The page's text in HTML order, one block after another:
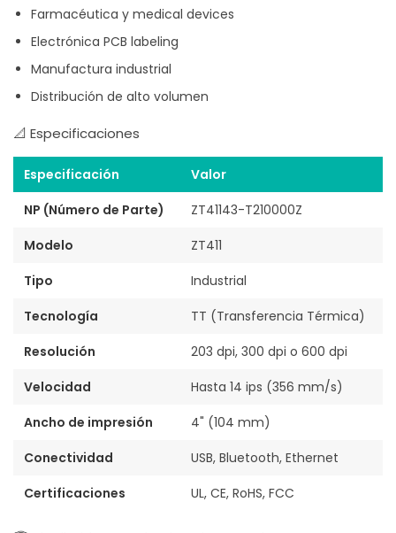
Farmacéutica y medical devices
Electrónica PCB labeling
Manufactura industrial
Distribución de alto volumen
📐 Especificaciones
Especificación
Valor
NP (Número de Parte)
ZT41143-T210000Z
Modelo
ZT411
Tipo
Industrial
Tecnología
TT (Transferencia Térmica)
Resolución
203 dpi, 300 dpi o 600 dpi
Velocidad
Hasta 14 ips (356 mm/s)
Ancho de impresión
4" (104 mm)
Conectividad
USB, Bluetooth, Ethernet
Certificaciones
UL, CE, RoHS, FCC